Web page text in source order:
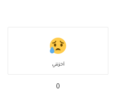
أحزنني
0